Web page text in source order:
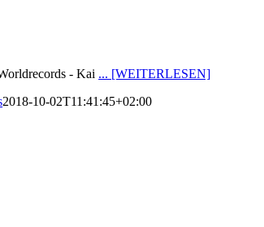
- Kai ... [WEITERLESEN]
2018-10-02T11:41:45+02:00